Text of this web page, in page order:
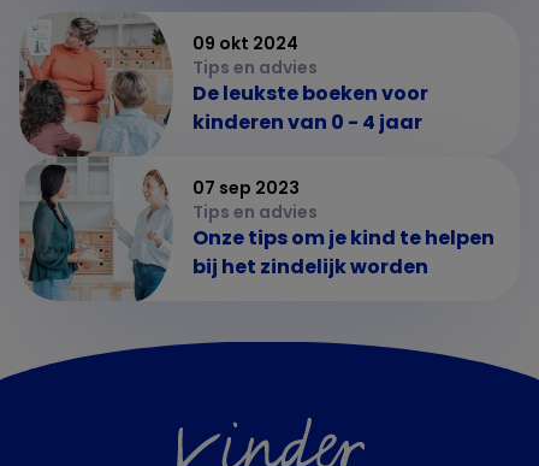
09 okt 2024
Tips en advies
De leukste boeken voor
kinderen van 0 - 4 jaar
07 sep 2023
Tips en advies
Onze tips om je kind te helpen
bij het zindelijk worden